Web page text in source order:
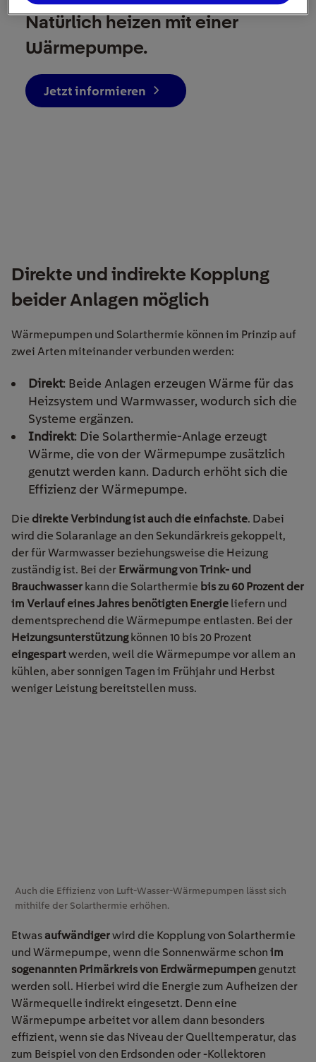
Natürlich heizen mit einer
Wärmepumpe.
Jetzt informieren
Direkte und indirekte Kopplung
beider Anlagen möglich
Wärmepumpen und Solarthermie können im Prinzip auf
zwei Arten miteinander verbunden werden:
Direkt: Beide Anlagen erzeugen Wärme für das
Heizsystem und Warmwasser, wodurch sich die
Systeme ergänzen.
Indirekt: Die Solarthermie-Anlage erzeugt
Wärme, die von der Wärmepumpe zusätzlich
genutzt werden kann. Dadurch erhöht sich die
Effizienz der Wärmepumpe.
Die direkte Verbindung ist auch die einfachste. Dabei
wird die Solaranlage an den Sekundärkreis gekoppelt,
der für Warmwasser beziehungsweise die Heizung
zuständig ist. Bei der Erwärmung von Trink- und
Brauchwasser kann die Solarthermie bis zu 60 Prozent der
im Verlauf eines Jahres benötigten Energie liefern und
dementsprechend die Wärmepumpe entlasten. Bei der
Heizungsunterstützungkönnen 10 bis 20 Prozent
eingespartwerden, weil die Wärmepumpe vor allem an
kühlen, aber sonnigen Tagen im Frühjahr und Herbst
weniger Leistung bereitstellen muss.
Auch die Effizienz von Luft-Wasser-Wärmepumpen lässt sich
mithilfe der Solarthermie erhöhen.
Etwas aufwändigerwird die Kopplung von Solarthermie
und Wärmepumpe, wenn die Sonnenwärme schon im
sogenannten Primärkreis von Erdwärmepumpen genutzt
werden soll. Hierbei wird die Energie zum Aufheizen der
Wärmequelle indirekt eingesetzt. Denn eine
Wärmepumpe arbeitet vor allem dann besonders
effizient, wenn sie das Niveau der Quelltemperatur, das
zum Beispiel von den Erdsonden oder -Kollektoren